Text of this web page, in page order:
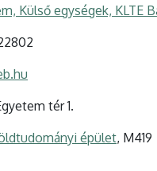
Külső egységek, KLTE
tér 1.
épület, M419